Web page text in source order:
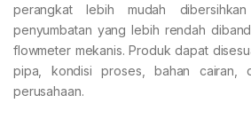
perangkat lebih mudah
penyumbatan yang lebih rendah
flowmeter mekanis. Produk dapat
pipa, kondisi proses, bahan cairan,
perusahaan.